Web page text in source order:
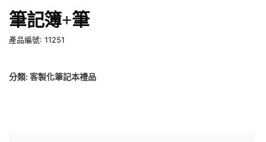
筆記簿+筆
產品編號: 11251
分類: 客製化筆記本禮品